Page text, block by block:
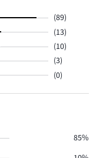
(89)
(13)
(10)
(3)
(0)
85%